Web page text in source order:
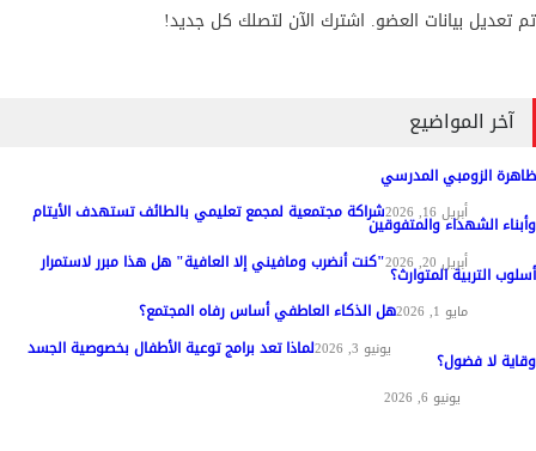
تم تعديل بيانات العضو. اشترك الآن لتصلك كل جديد!
آخر المواضيع
ظاهرة الزومبي المدرسي
مواد عامة أبريل 16, 2026 شراكة مجتمعية لمجمع تعليمي بالطائف تستهدف الأيتاموأبناء الشهداء والمتفوقين
مواد عامة أبريل 20, 2026 "كنت أنضرب ومافيني إلا العافية" هل هذا مبرر لاستمرار أسلوب التربية المتوارث؟
مايو 1, 2026 هل الذكاء العاطفي أساس رفاه المجتمع؟
المناهج وطرق التدريس يونيو 3, 2026 لماذا تعد برامج توعية الأطفال بخصوصية الجسد وقاية لا فضول؟
يونيو 6, 2026